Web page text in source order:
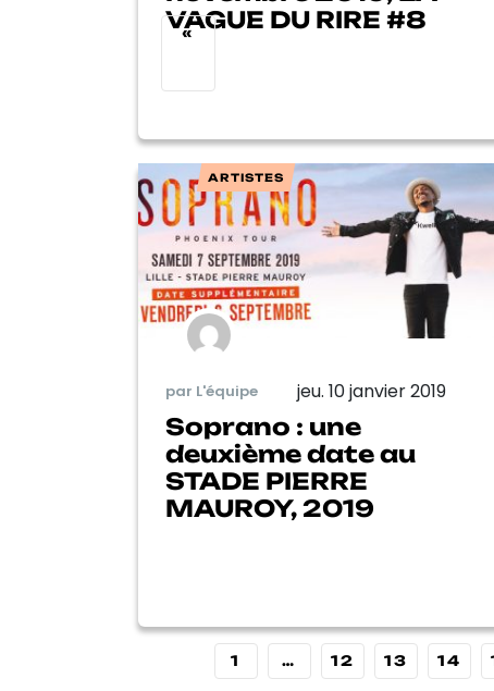
VAGUE DU RIRE #8
ARTISTES
par L'équipe jeu. 10 janvier 2019
Soprano : une
deuxième date au
STADE PIERRE
MAUROY, 2019
«
1 … 12 13 14